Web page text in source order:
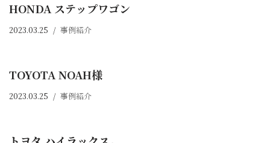
HONDA ステップワゴン
2023.03.25 事例紹介
TOYOTA NOAH様
2023.03.25 事例紹介